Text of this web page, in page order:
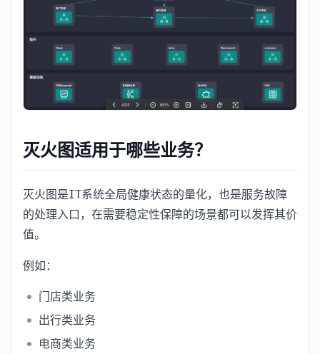
灭火图适用于哪些业务？
灭火图是IT系统全局健康状态的量化，也是服务故障
的处理入口，在需要稳定性保障的场景都可以发挥其价
值。
例如：
门店类业务
出行类业务
电商类业务